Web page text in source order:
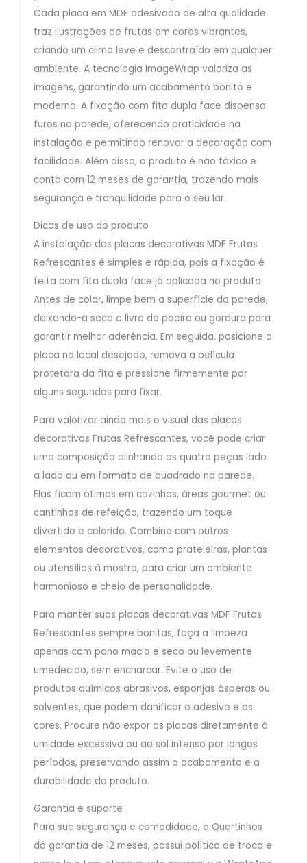
Cada placa em MDF adesivado de alta qualidade
traz ilustrações de frutas em cores vibrantes,
criando um clima leve e descontraído em qualquer
ambiente. A tecnologia ImageWrap valoriza as
imagens, garantindo um acabamento bonito e
moderno. A fixação com fita dupla face dispensa
furos na parede, oferecendo praticidade na
instalação e permitindo renovar a decoração com
facilidade. Além disso, o produto é não tóxico e
conta com 12 meses de garantia, trazendo mais
segurança e tranquilidade para o seu lar.
Dicas de uso do produto
A instalação das placas decorativas MDF Frutas
Refrescantes é simples e rápida, pois a fixação é
feita com fita dupla face já aplicada no produto.
Antes de colar, limpe bem a superfície da parede,
deixando-a seca e livre de poeira ou gordura para
garantir melhor aderência. Em seguida, posicione a
placa no local desejado, remova a película
protetora da fita e pressione firmemente por
alguns segundos para fixar.
Para valorizar ainda mais o visual das placas
decorativas Frutas Refrescantes, você pode criar
uma composição alinhando as quatro peças lado
a lado ou em formato de quadrado na parede.
Elas ficam ótimas em cozinhas, áreas gourmet ou
cantinhos de refeição, trazendo um toque
divertido e colorido. Combine com outros
elementos decorativos, como prateleiras, plantas
ou utensílios à mostra, para criar um ambiente
harmonioso e cheio de personalidade.
Para manter suas placas decorativas MDF Frutas
Refrescantes sempre bonitas, faça a limpeza
apenas com pano macio e seco ou levemente
umedecido, sem encharcar. Evite o uso de
produtos químicos abrasivos, esponjas ásperas ou
solventes, que podem danificar o adesivo e as
cores. Procure não expor as placas diretamente à
umidade excessiva ou ao sol intenso por longos
períodos, preservando assim o acabamento e a
durabilidade do produto.
Garantia e suporte
Para sua segurança e comodidade, a Quartinhos
dá garantia de 12 meses, possui política de troca e